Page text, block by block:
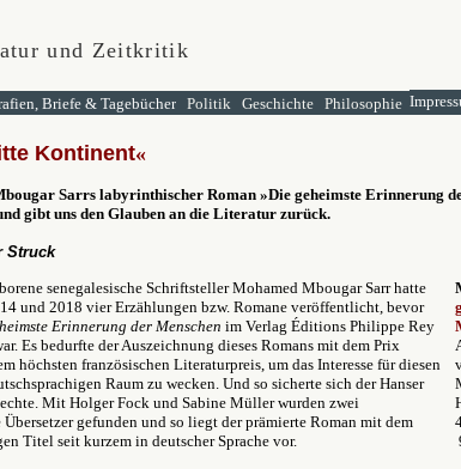
und Zeitkritik
Briefe & Tagebücher Politik Geschichte Philosophie
Kontinent«
Sarrs labyrinthischer Roman »Die geheimste Erinnerung
gibt uns den Glauben an die Literatur zurück.
Struck
senegalesische Schriftsteller Mohamed Mbougar Sarr hatte
und 2018 vier Erzählungen bzw. Romane veröffentlicht, bevor
Erinnerung der Menschen im Verlag Éditions Philippe Rey
Es bedurfte der Auszeichnung dieses Romans mit dem Prix
höchsten französischen Literaturpreis, um das Interesse für diesen
Raum zu wecken. Und so sicherte sich der Hanser
Mit Holger Fock und Sabine Müller wurden zwei
Übersetzer gefunden und so liegt der prämierte Roman mit dem
Titel seit kurzem in deutscher Sprache vor.